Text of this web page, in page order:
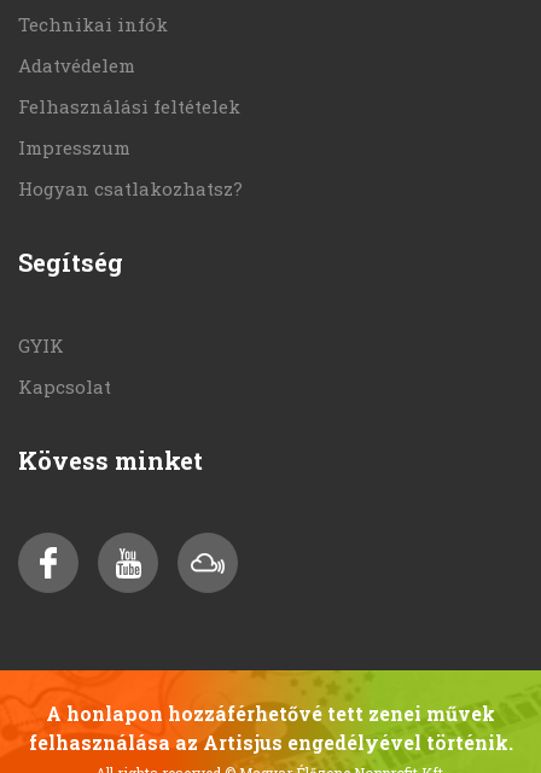
Technikai infók
Adatvédelem
Felhasználási feltételek
Impresszum
Hogyan csatlakozhatsz?
Segítség
GYIK
Kapcsolat
Kövess minket
A honlapon hozzáférhetővé tett zenei művek
felhasználása az Artisjus engedélyével történik.